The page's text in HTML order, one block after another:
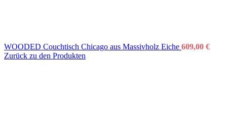
WOODED Couchtisch Chicago aus Massivholz Eiche 609,00 €
Zurück zu den Produkten